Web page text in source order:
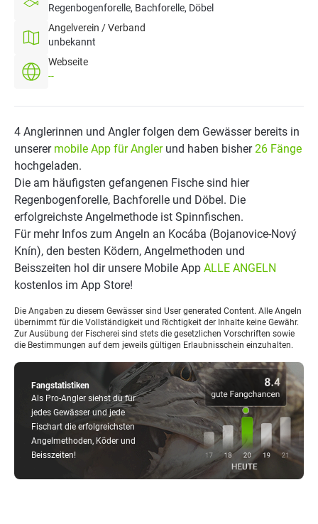
Regenbogenforelle, Bachforelle, Döbel
Angelverein / Verband
unbekannt
Webseite
--
Fangstatistiken
Als Pro-Angler siehst du für
jedes Gewässer und jede
Fischart die erfolgreichsten
Angelmethoden, Köder und
Beisszeiten!
4 Anglerinnen und Angler folgen dem Gewässer bereits in
unserer mobile App für Anglerund haben bisher26 Fänge
hochgeladen.
Die am häufigsten gefangenen Fische sind hier
Regenbogenforelle, Bachforelle und Döbel. Die
erfolgreichste Angelmethode ist Spinnfischen.
Für mehr Infos zum Angeln an Kocába (Bojanovice-Nový
Knín), den besten Ködern, Angelmethoden und
Beisszeiten hol dir unsere Mobile App ALLE ANGELN
kostenlos im App Store!
Die Angaben zu diesem Gewässer sind User generated Content. Alle Angeln
übernimmt für die Vollständigkeit und Richtigkeit der Inhalte keine Gewähr.
Zur Ausübung der Fischerei sind stets die gesetzlichen Vorschriften sowie
die Bestimmungen auf dem jeweils gültigen Erlaubnisschein einzuhalten.